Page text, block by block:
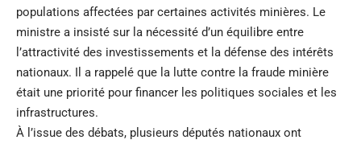
populations affectées par certaines activités minières. Le
ministre a insisté sur la nécessité d’un équilibre entre
l’attractivité des investissements et la défense des intérêts
nationaux. Il a rappelé que la lutte contre la fraude minière
était une priorité pour financer les politiques sociales et les
infrastructures.
À l’issue des débats, plusieurs députés nationaux ont